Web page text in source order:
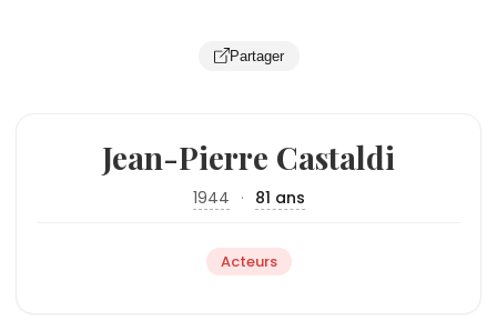
Partager
Jean-Pierre Castaldi
1944 · 81 ans
Acteurs